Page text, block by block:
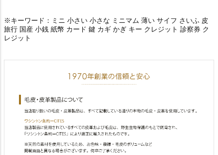
※キーワード：ミニ 小さい 小さな ミニマム 薄い サイフ さいふ 皮
旅行 国産 小銭 紙幣 カード 鍵 カギ かぎ キー クレジット 診察券 ク
レジット